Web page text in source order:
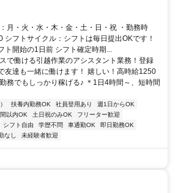
条（大阪府）4番口徒歩約10分、阪神なんば
連絡口徒歩約13分 阪神・地下鉄九条
月・火・水・木・金・土・日・祝 ・勤務時
シフトサイクル：シフトは毎日提出OKです！
ト開始の1日前 シフト確定時期...
で働ける引越作業のアシスタント業務！登録
友達も一緒に働けます！ 嬉しい！高時給1250
務でもしっかり稼げる♪ ＊1日4時間～、短時間
扶養内勤務OK 社員登用あり
週1日からOK
以内OK 土日祝のみOK
フリーター歓迎
シフト自由 学歴不問 車通勤OK
即日勤務OK
なし 未経験者歓迎